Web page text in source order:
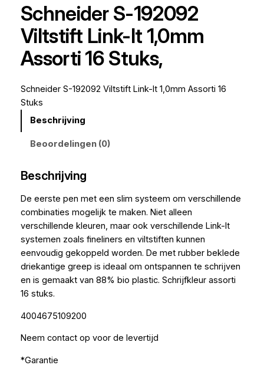
Schneider S-192092
Viltstift Link-It 1,0mm
Assorti 16 Stuks,
Schneider S-192092 Viltstift Link-It 1,0mm Assorti 16
Stuks
Beschrijving
Beoordelingen (0)
Beschrijving
De eerste pen met een slim systeem om verschillende
combinaties mogelijk te maken. Niet alleen
verschillende kleuren, maar ook verschillende Link-It
systemen zoals fineliners en viltstiften kunnen
eenvoudig gekoppeld worden. De met rubber beklede
driekantige greep is ideaal om ontspannen te schrijven
en is gemaakt van 88% bio plastic. Schrijfkleur assorti
16 stuks.
4004675109200
Neem contact op voor de levertijd
*Garantie